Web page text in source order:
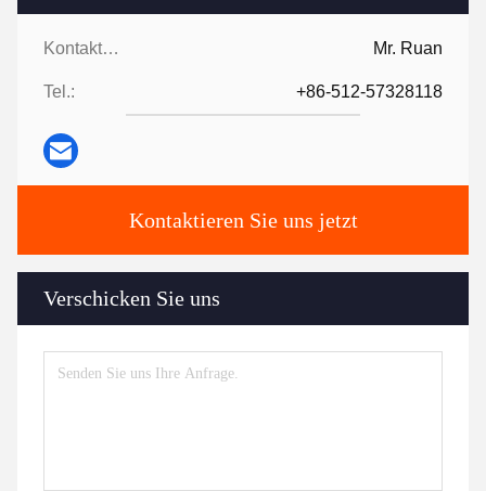
Kontaktpersonen: Mr. Ruan
Tel.: +86-512-57328118
Kontaktieren Sie uns jetzt
Verschicken Sie uns